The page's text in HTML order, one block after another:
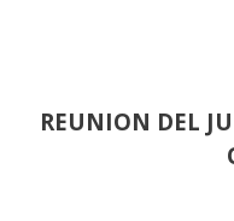
REUNION DEL